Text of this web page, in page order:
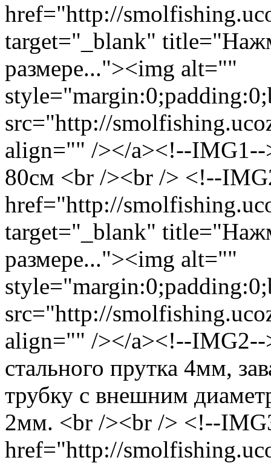
href="http://
target="_blank"
размере..."><img alt=""
src="http://
align="" /></a><!--
80см <br /><br /> <!--
href="http://
target="_blank"
размере..."><img alt=""
src="http://
align="" /></a><!--
стального прутка 4мм,
трубку с внешним
2мм. <br /><br /> <!--
href="http://